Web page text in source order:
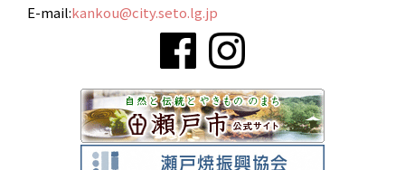
E-mail:kankou@city.seto.lg.jp